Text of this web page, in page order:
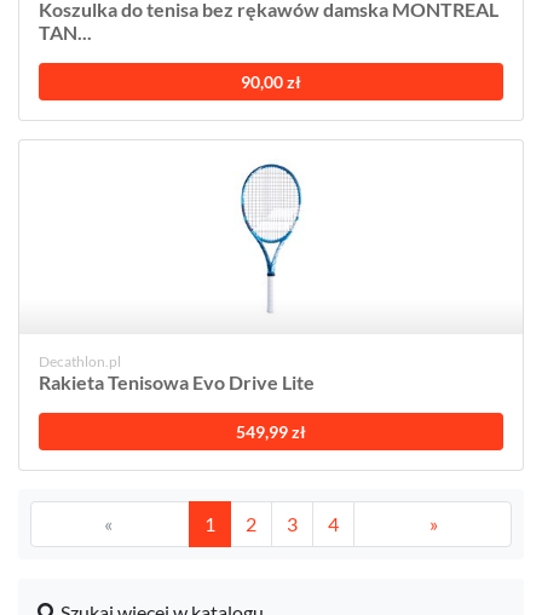
Koszulka do tenisa bez rękawów damska MONTREAL
TAN...
90,00 zł
Decathlon.pl
Rakieta Tenisowa Evo Drive Lite
549,99 zł
« 1 2 3 4 »